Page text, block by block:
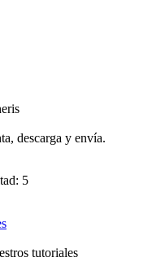
descarga y envía.
5
tutoriales